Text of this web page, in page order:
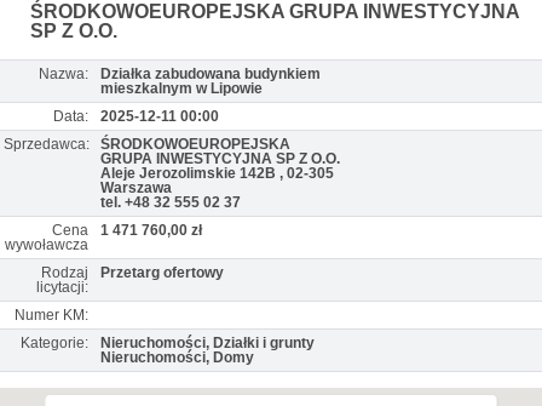
ŚRODKOWOEUROPEJSKA GRUPA INWESTYCYJNA
SP Z O.O.
Nazwa:
Działka zabudowana budynkiem
mieszkalnym w Lipowie
Data:
2025-12-11 00:00
Sprzedawca:
ŚRODKOWOEUROPEJSKA
GRUPA INWESTYCYJNA SP Z O.O.
Aleje Jerozolimskie 142B , 02-305
Warszawa
tel. +48 32 555 02 37
Cena
wywoławcza
1 471 760,00 zł
Rodzaj
licytacji:
Przetarg ofertowy
Numer KM:
Kategorie:
Nieruchomości, Działki i grunty
Nieruchomości, Domy